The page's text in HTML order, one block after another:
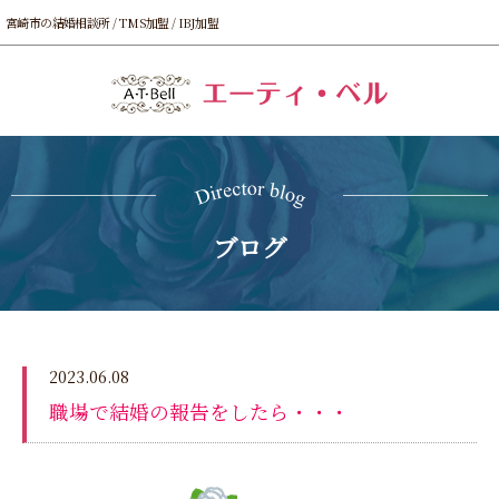
宮崎市の結婚相談所 / TMS加盟 / IBJ加盟
ブログ
2023.06.08
職場で結婚の報告をしたら・・・